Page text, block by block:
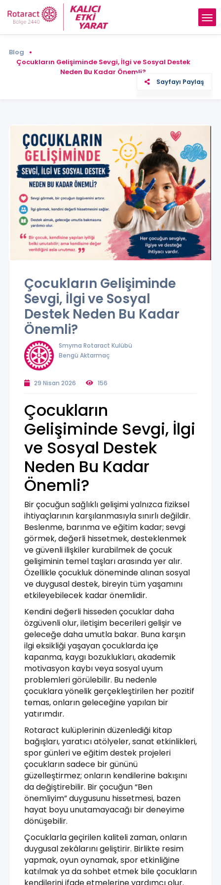
Blog
Çocukların Gelişiminde Sevgi, İlgi ve Sosyal Destek
Neden Bu Kadar Önemli?
Sayfayı Paylaş
Çocukların Gelişiminde
Sevgi, İlgi ve Sosyal
Destek Neden Bu Kadar
Önemli?
Smyrna Rotaract Kulübü
Bengü Aktarmaç
29 Nisan 2026 156
Çocukların
Gelişiminde Sevgi, İlgi
ve Sosyal Destek
Neden Bu Kadar
Önemli?
Bir çocuğun sağlıklı gelişimi yalnızca fiziksel
ihtiyaçlarının karşılanmasıyla sınırlı değildir.
Beslenme, barınma ve eğitim kadar; sevgi
görmek, değerli hissetmek, desteklenmek
ve güvenli ilişkiler kurabilmek de çocuk
gelişiminin temel taşları arasında yer alır.
Özellikle çocukluk döneminde alınan sosyal
ve duygusal destek, bireyin tüm yaşamını
etkileyebilecek kadar önemlidir.
Kendini değerli hisseden çocuklar daha
özgüvenli olur, iletişim becerileri gelişir ve
geleceğe daha umutla bakar. Buna karşın
ilgi eksikliği yaşayan çocuklarda içe
kapanma, kaygı bozuklukları, akademik
motivasyon kaybı veya sosyal uyum
problemleri görülebilir. Bu nedenle
çocuklara yönelik gerçekleştirilen her pozitif
temas, onların geleceğine yapılan bir
yatırımdır.
Rotaract kulüplerinin düzenlediği kitap
bağışları, yaratıcı atölyeler, sanat etkinlikleri,
spor günleri ve eğitim destek projeleri
çocukların sadece bir gününü
güzelleştirmez; onların kendilerine bakışını
da değiştirebilir. Bir çocuğun “Ben
önemliyim” duygusunu hissetmesi, bazen
hayat boyu unutamayacağı bir deneyime
dönüşebilir.
Çocuklarla geçirilen kaliteli zaman, onların
duygusal zekâlarını geliştirir. Birlikte resim
yapmak, oyun oynamak, spor etkinliğine
katılmak ya da sohbet etmek bile çocukların